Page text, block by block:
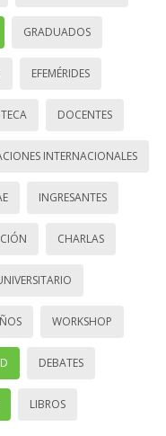
GRADUADOS
EFEMÉRIDES
DOCENTES
INTERNACIONALES
INGRESANTES
CHARLAS
WORKSHOP
DEBATES
LIBROS